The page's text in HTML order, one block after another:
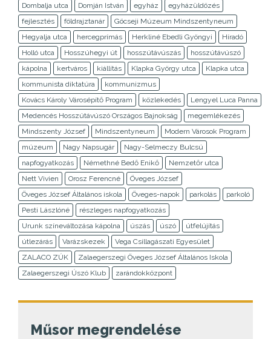
Dombalja utca
Domján István egyház
egyházüldözés
fejlesztés
földrajztanár
Göcseji Múzeum Mindszentyneum
Hegyalja utca
hercegprímás Herkliné Ebedli Gyöngyi
Híradó
Holló utca
Hosszúhegyi út hosszútávúszás
hosszútávúszó
kápolna
kertváros kiállítás Klapka György utca
Klapka utca
kommunista diktatúra
kommunizmus
Kovács Károly Városépítő Program
közlekedés
Lengyel Luca Panna
Medencés Hosszútávúszó Országos Bajnokság
megemlékezés
Mindszenty József
Mindszentyneum
Modern Városok Program
múzeum
Nagy Napsugár
Nagy-Selmeczy Bulcsú
napfogyatkozás
Némethné Bedő Enikő
Nemzetőr utca
Nett Vivien
Orosz Ferencné
Öveges József
Öveges József Általános iskola
Öveges-napok parkolás
parkoló
Pesti Lászlóné
részleges napfogyatkozás
Urunk színeváltozása kápolna
úszás úszó
útfelújítás
útlezárás
Varázskezek
Vega Csillagászati Egyesület
ZALACO ZÚK
Zalaegerszegi Öveges József Általános Iskola
Zalaegerszegi Úszó Klub
zarándokközpont
Műsor megrendelése